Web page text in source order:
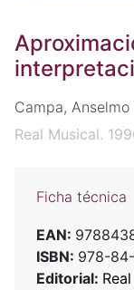
Campa,
Real Musical.
Ficha técnica
EAN:
ISBN: 978-
Editorial: